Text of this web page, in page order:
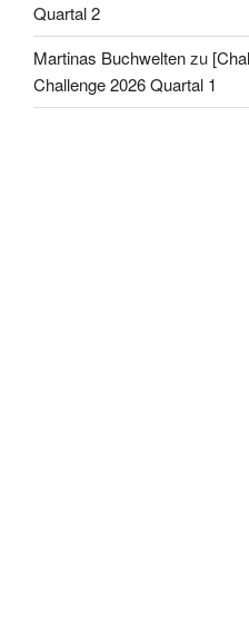
Quartal 2
Martinas Buchweltenzu
Challenge 2026 Quartal 1